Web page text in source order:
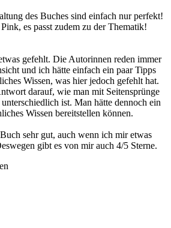
des Buches sind einfach nur perfekt!
es passt zudem zu der Thematik!
gefehlt. Die Autorinnen reden immer
und ich hätte einfach ein paar Tipps
Wissen, was hier jedoch gefehlt hat.
darauf, wie man mit Seitensprünge
ist. Man hätte dennoch ein
Wissen bereitstellen können.
sehr gut, auch wenn ich mir etwas
gibt es von mir auch 4/5 Sterne.